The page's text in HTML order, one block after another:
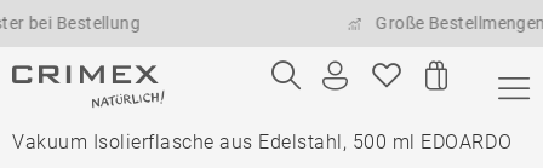
Bestellung Große Bestellmengen
Vakuum Isolierflasche aus Edelstahl, 500 ml EDOARDO